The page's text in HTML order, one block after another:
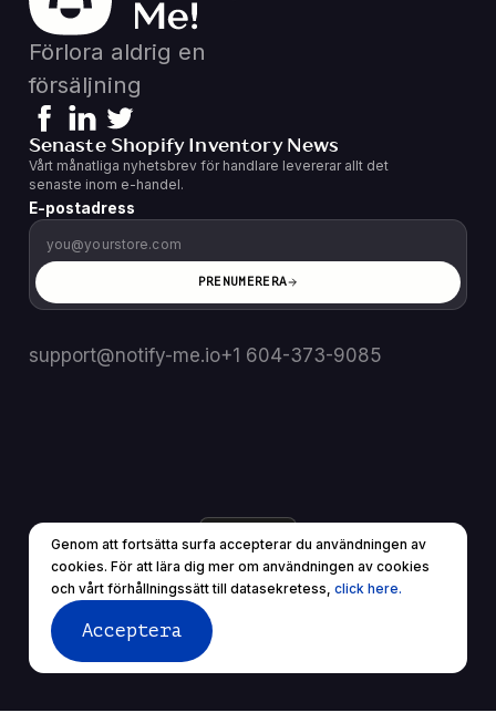
Genom att fortsätta surfa accepterar du användningen av
cookies. För att lära dig mer om användningen av cookies
och vårt förhållningssätt till datasekretess, click here.
Acceptera
Förlora aldrig en
försäljning
Senaste Shopify Inventory News
Vårt månatliga nyhetsbrev för handlare levererar allt det
senaste inom e-handel.
E-postadress
PRENUMERERA
support@notify-me.io+1 604-373-9085
© 2025 Alla rättigheter reserverade.
AnvändarvillkorSekretesspolicy